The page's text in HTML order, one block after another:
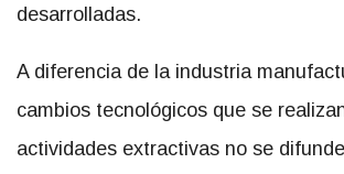
desarrolladas.
A diferencia de la industria
cambios tecnológicos que se
actividades extractivas no se